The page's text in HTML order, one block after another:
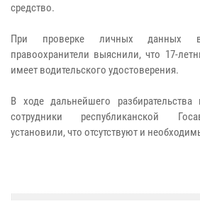
средство.
При проверке личных данных
правоохранители выяснили, что 17-
имеет водительского удостоверения.
В ходе дальнейшего
сотрудники республиканской
установили, что отсутствуют и